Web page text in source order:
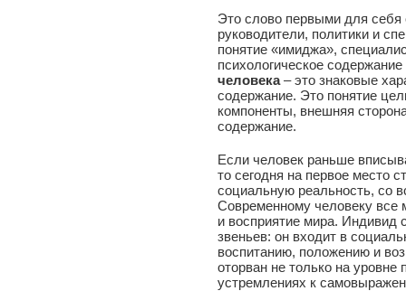
Это слово первыми для
руководители, политики и
понятие «имиджа»,
психологическое
человека– это знаковые
содержание. Это понятие
компоненты, внешняя
содержание.
Если человек раньше
то сегодня на первое место
социальную реальность, со
Современному человеку все
и восприятие мира.
звеньев: он входит в
воспитанию, положению и
оторван не только на
устремлениях к